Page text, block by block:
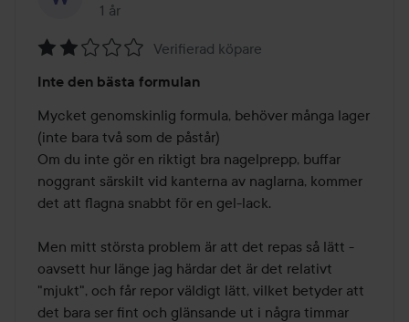
1 år
Inlägget skapades 1 år
2
av
5
Verifierad köpare
Inte den bästa formulan
Mycket genomskinlig formula, behöver många lager
(inte bara två som de påstår)
Om du inte gör en riktigt bra nagelprepp, buffar
noggrant särskilt vid kanterna av naglarna, kommer
det att flagna snabbt för en gel-lack.
Men mitt största problem är att det repas så lätt -
oavsett hur länge jag härdar det är det relativt
"mjukt", och får repor väldigt lätt, vilket betyder att
det bara ser fint och glänsande ut i några timmar